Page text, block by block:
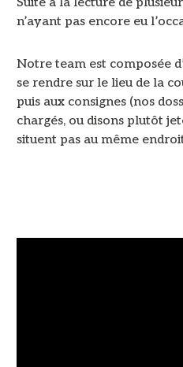
n’ayant pas encore eu
Notre team est composée
se rendre sur le lieu de la
puis aux consignes (nos
chargés, ou disons plutôt
situent pas au même